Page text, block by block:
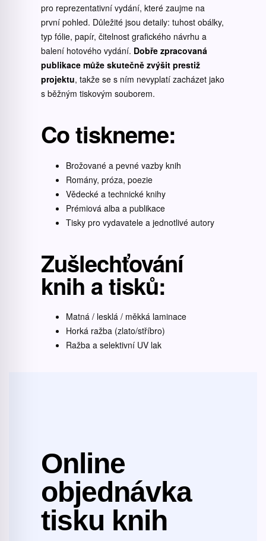
pro reprezentativní vydání, které zaujme na
první pohled. Důležité jsou detaily: tuhost obálky,
typ fólie, papír, čitelnost grafického návrhu a
balení hotového vydání. Dobře zpracovaná
publikace může skutečně zvýšit prestiž
projektu, takže se s ním nevyplatí zacházet jako
s běžným tiskovým souborem.
Co tiskneme:
Brožované a pevné vazby knih
Romány, próza, poezie
Vědecké a technické knihy
Prémiová alba a publikace
Tisky pro vydavatele a jednotlivé autory
Zušlechťování
knih a tisků:
Matná / lesklá / měkká laminace
Horká ražba (zlato/stříbro)
Ražba a selektivní UV lak
Online
objednávka
tisku knih